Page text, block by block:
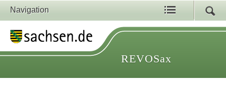
Navigation
REVOSax